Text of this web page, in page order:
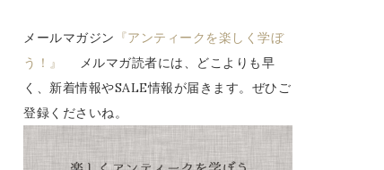
メールマガジン 『アンティークを楽しく学ぼ
う！』
メルマガ読者には、どこよりも早
く、新着情報やSALE情報が届きます。ぜひご
登録くださいね。